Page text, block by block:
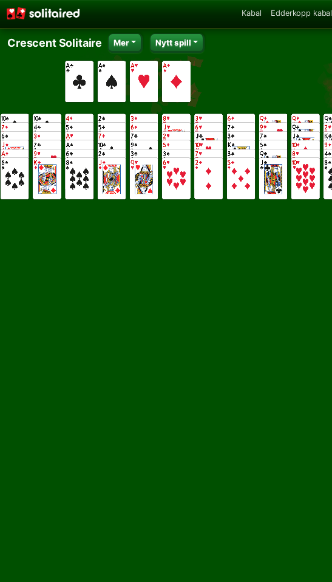
Kabal Edderkopp kabal
Crescent Solitaire Mer Nytt spill